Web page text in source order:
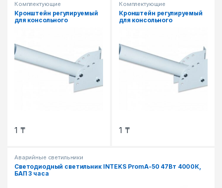
Комплектующие
Кронштейн регулируемый
для консольного
1 ₸
Комплектующие
Кронштейн регулируемый
для консольного
1 ₸
Аварийные светильники
Светодиодный светильник INTEKS PromА-50 47Вт 4000К,
БАП 3 часа